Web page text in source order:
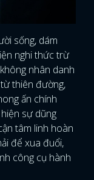
sống, dám
nghi thức trừ
nhân danh
thiên đường,
ấn chính
sự dũng
tâm linh hoàn
để xua đuổi,
công cụ hành